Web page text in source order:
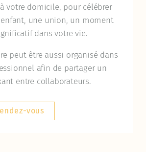
votre domicile, pour célébrer
enfant, une union, un moment
dans votre vie.
peut être aussi organisé dans
afin de partager un
entre collaborateurs.
vous